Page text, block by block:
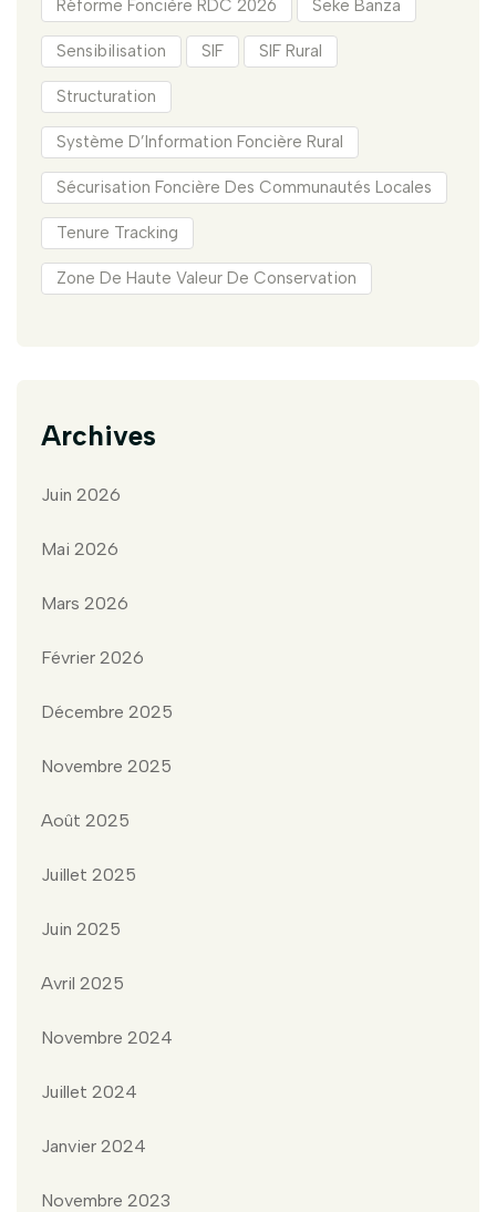
Réforme Foncière RDC 2026 Seke Banza
Sensibilisation SIF SIF Rural
Structuration
Système D’Information Foncière Rural
Sécurisation Foncière Des Communautés Locales
Tenure Tracking
Zone De Haute Valeur De Conservation
Archives
Juin 2026
Mai 2026
Mars 2026
Février 2026
Décembre 2025
Novembre 2025
Août 2025
Juillet 2025
Juin 2025
Avril 2025
Novembre 2024
Juillet 2024
Janvier 2024
Novembre 2023